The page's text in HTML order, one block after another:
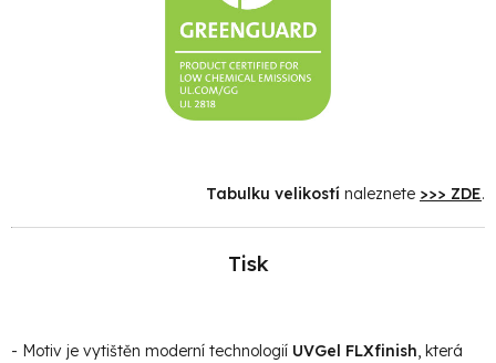
Tabulku velikostí naleznete >>> ZDE.
Tisk
- Motiv je vytištěn moderní technologií UVGel FLXfinish, která